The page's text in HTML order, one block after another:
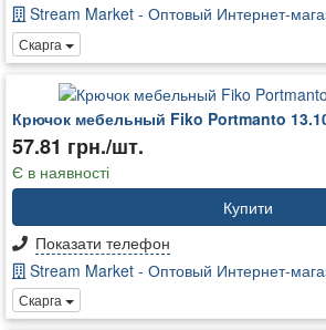
Stream Market - Оптовый Интернет-
Скарга
Крючок мебельный Fiko Portmanto
57.81 грн./шт.
Є в наявності
Купити
Показати телефон
Stream Market - Оптовый Интернет-
Скарга